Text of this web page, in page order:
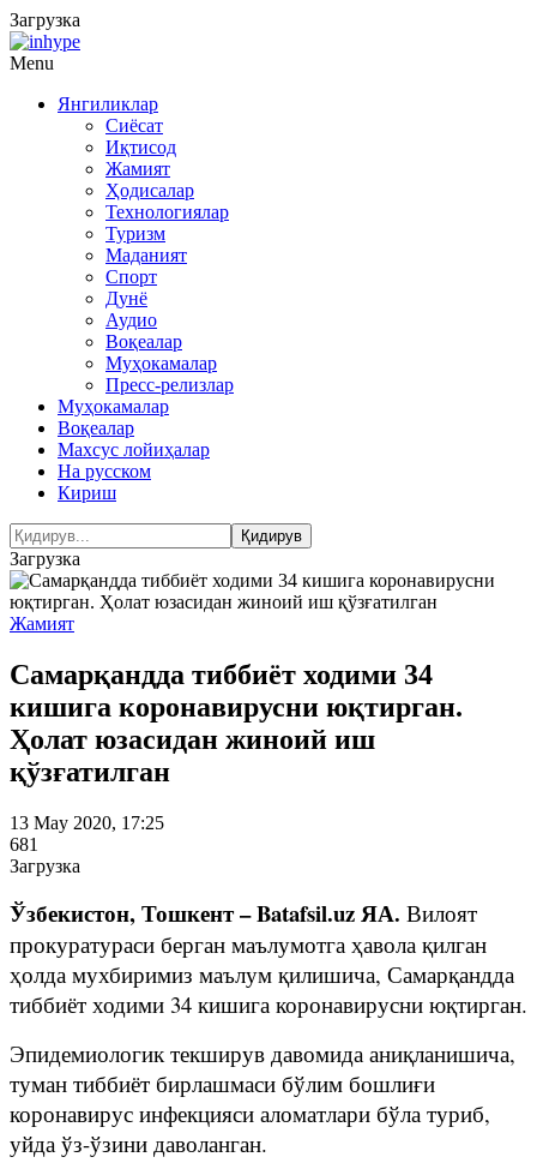
Загрузка
Menu
Янгиликлар
Сиёсат
Иқтисод
Жамият
Ҳодисалар
Технологиялар
Туризм
Маданият
Спорт
Дунё
Аудио
Воқеалар
Муҳокамалар
Пресс-релизлар
Муҳокамалар
Воқеалар
Махсус лойиҳалар
На русском
Кириш
Загрузка
Жамият
Самарқандда тиббиёт ходими 34
кишига коронавирусни юқтирган.
Ҳолат юзасидан жиноий иш
қўзғатилган
13 May 2020, 17:25
681
Загрузка
Ўзбекистон, Тошкент – Batafsil.uz ЯА. Вилоят
прокуратураси берган маълумотга ҳавола қилган
ҳолда мухбиримиз маълум қилишича, Самарқандда
тиббиёт ходими 34 кишига коронавирусни юқтирган.
Эпидемиологик текширув давомида аниқланишича,
туман тиббиёт бирлашмаси бўлим бошлиғи
коронавирус инфекцияси аломатлари бўла туриб,
уйда ўз-ўзини даволанган.